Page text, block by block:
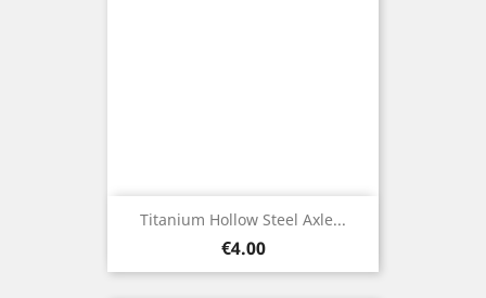
Titanium Hollow Steel Axle...
Price
€4.00